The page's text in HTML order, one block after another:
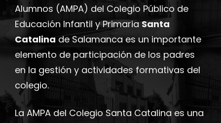
Alumnos (AMPA) del Colegio Público de
Educación Infantil y PrimariaSanta
Catalina de Salamanca es un importante
elemento de participación de los padres
en la gestión y actividades formativas del
colegio.
La AMPA del Colegio Santa Catalina es una